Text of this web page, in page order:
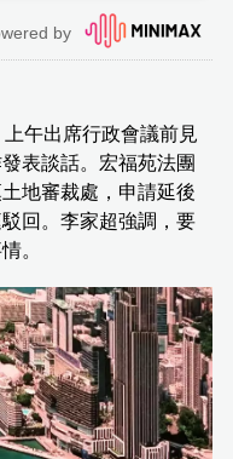
午出席行政會議前見
表談話。宏福苑法團
地審裁處，申請延後
回。李家超強調，要
。